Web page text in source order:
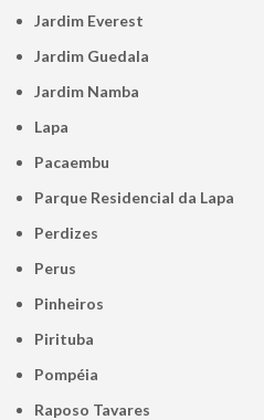
Jardim Everest
Jardim Guedala
Jardim Namba
Lapa
Pacaembu
Parque Residencial da Lapa
Perdizes
Perus
Pinheiros
Pirituba
Pompéia
Raposo Tavares